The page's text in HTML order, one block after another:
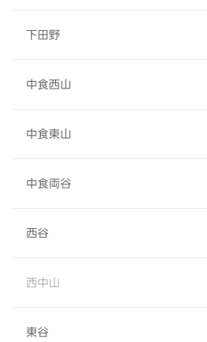
下田野
中食西山
中食東山
中食両谷
西谷
西中山
東谷